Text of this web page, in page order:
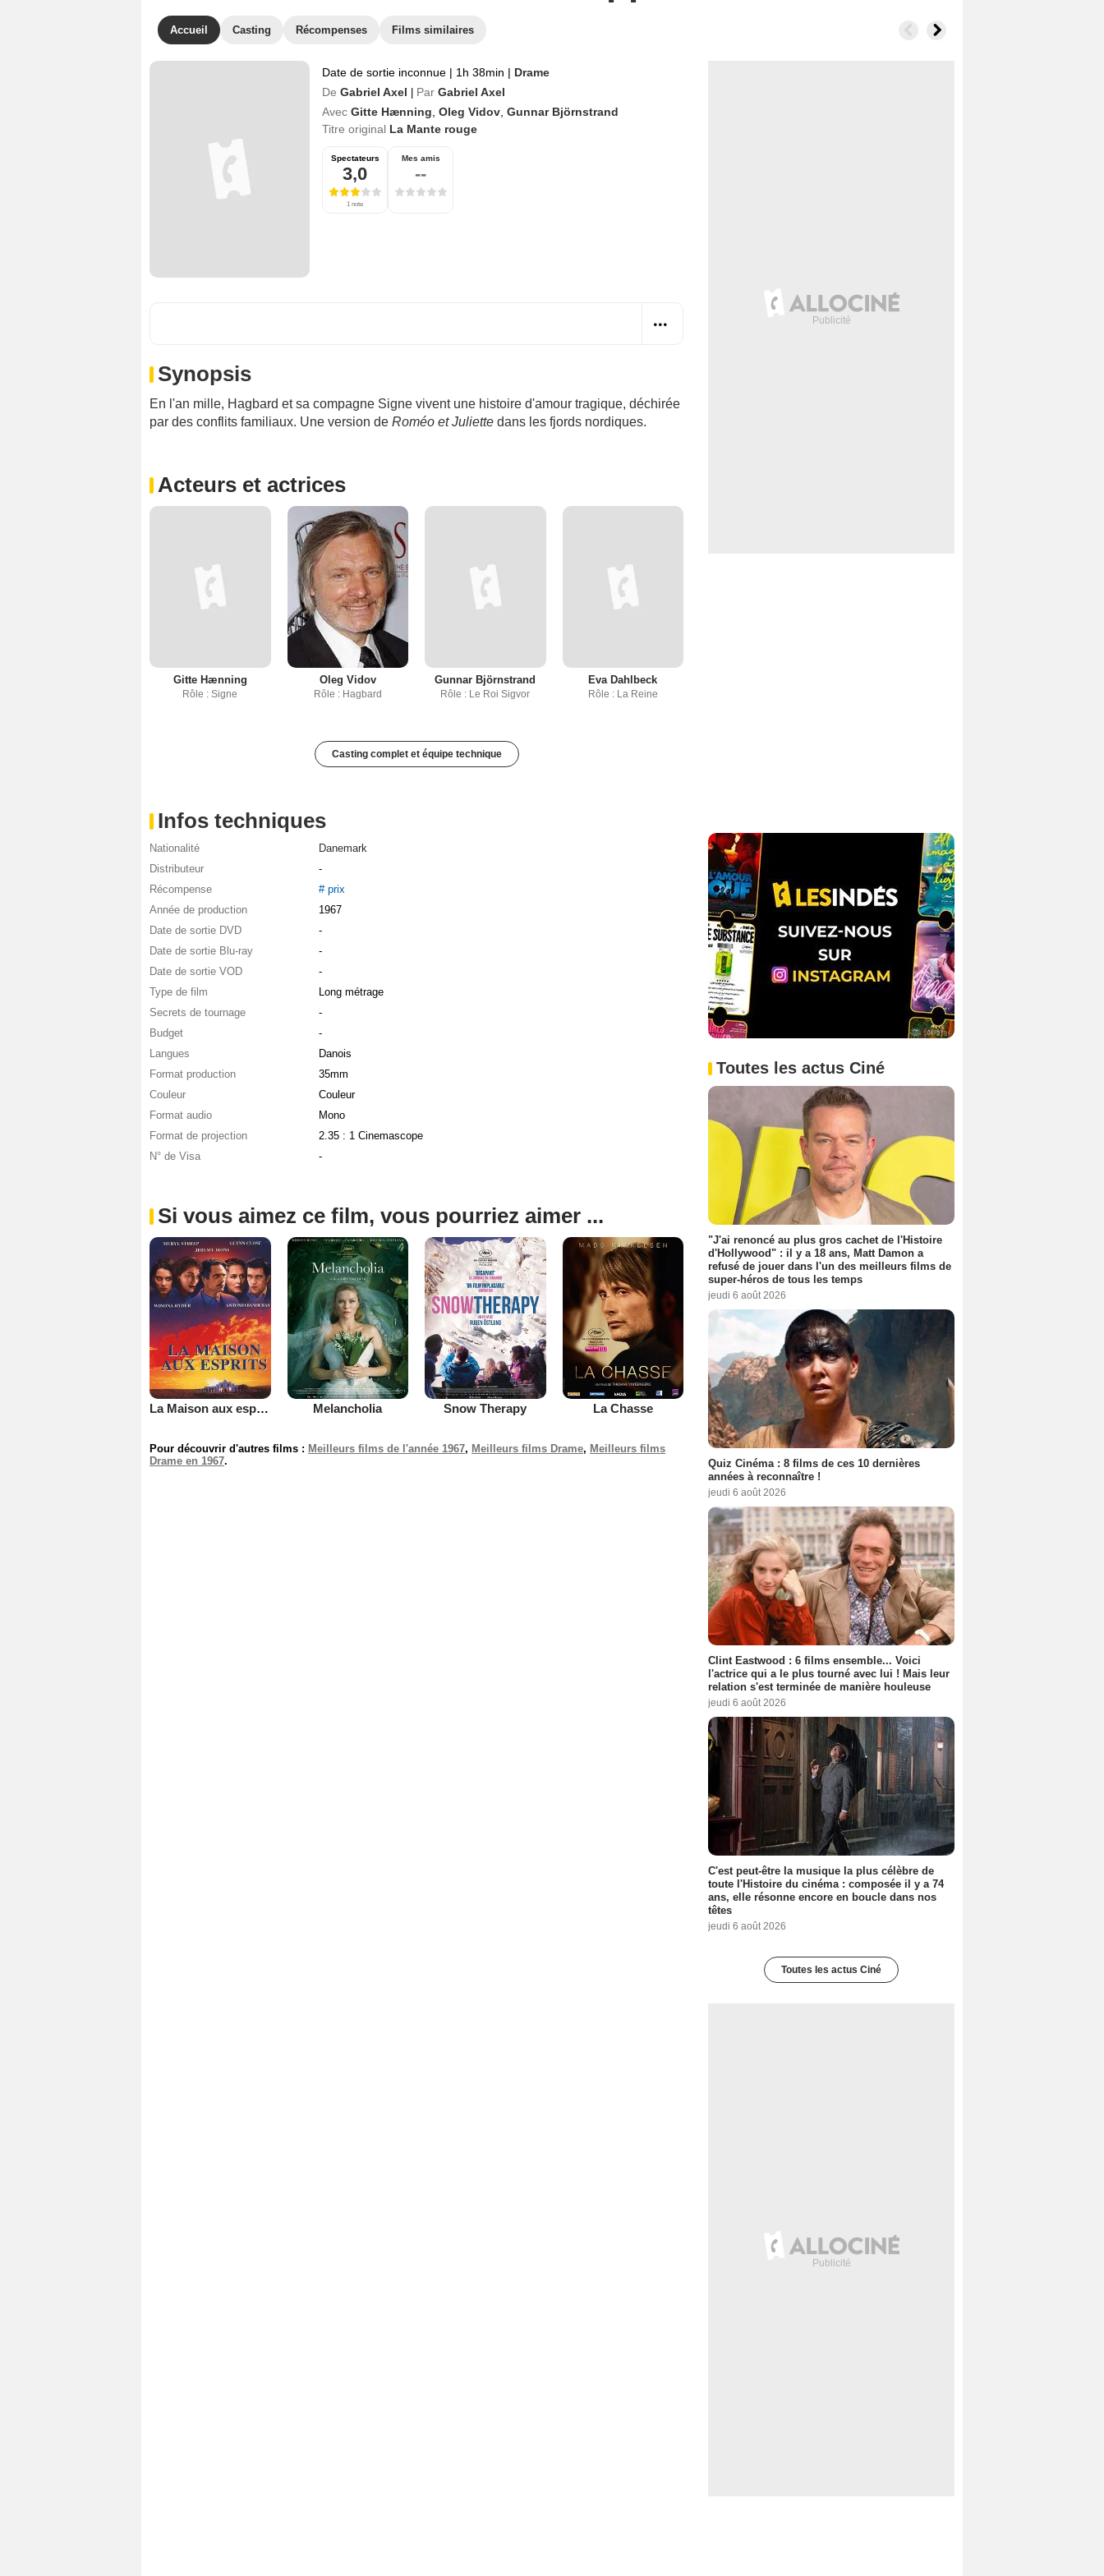
Accueil Casting Récompenses Films similaires
Date de sortie inconnue | 1h 38min | Drame
De Gabriel Axel Par Gabriel Axel
Avec Gitte Hænning Oleg Vidov Gunnar Björnstrand
Titre original La Mante rouge
Spectateurs
3,0
1 note
Mes amis
--
Synopsis
En l'an mille, Hagbard et sa compagne Signe vivent une histoire d'amour tragique, déchirée
par des conflits familiaux. Une version de Roméo et Juliette dans les fjords nordiques.
Acteurs et actrices
Gitte Hænning
Rôle : Signe
Oleg Vidov
Rôle : Hagbard
Gunnar Björnstrand
Rôle : Le Roi Sigvor
Eva Dahlbeck
Rôle : La Reine
Casting complet et équipe technique
Infos techniques
Nationalité
Danemark
Distributeur
-
Récompense
# prix
Année de production
1967
Date de sortie DVD
-
Date de sortie Blu-ray
-
Date de sortie VOD
-
Type de film
Long métrage
Secrets de tournage
-
Budget
-
Langues
Danois
Format production
35mm
Couleur
Couleur
Format audio
Mono
Format de projection
2.35 : 1 Cinemascope
N° de Visa
-
Si vous aimez ce film, vous pourriez aimer ...
La Maison aux esprits Melancholia Snow Therapy La Chasse
Pour découvrir d'autres films : Meilleurs films de l'année 1967, Meilleurs films Drame, Meilleurs films
Drame en 1967.
Toutes les actus Ciné
"J'ai renoncé au plus gros cachet de l'Histoire
d'Hollywood" : il y a 18 ans, Matt Damon a
refusé de jouer dans l'un des meilleurs films de
super-héros de tous les temps
jeudi 6 août 2026
Quiz Cinéma : 8 films de ces 10 dernières
années à reconnaître !
jeudi 6 août 2026
Clint Eastwood : 6 films ensemble... Voici
l'actrice qui a le plus tourné avec lui ! Mais leur
relation s'est terminée de manière houleuse
jeudi 6 août 2026
C'est peut-être la musique la plus célèbre de
toute l'Histoire du cinéma : composée il y a 74
ans, elle résonne encore en boucle dans nos
têtes
jeudi 6 août 2026
Toutes les actus Ciné